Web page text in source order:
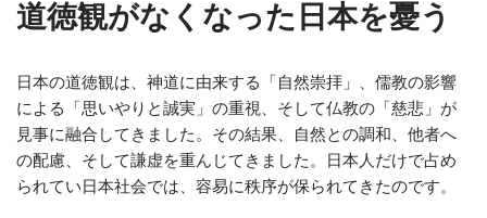
道徳観がなくなった日本を憂う
日本の道徳観は、神道に由来する「自然崇拝」、儒教の影響
による「思いやりと誠実」の重視、そして仏教の「慈悲」が
見事に融合してきました。その結果、自然との調和、他者へ
の配慮、そして謙虚を重んじてきました。日本人だけで占め
られてい日本社会では、容易に秩序が保られてきたのです。